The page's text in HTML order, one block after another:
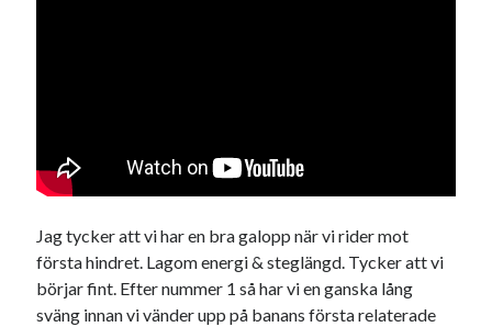
december 2022
november 2022
september 2022
augusti 2022
juli 2022
juni 2022
Jag tycker att vi har en bra galopp när vi rider mot
första hindret. Lagom energi & steglängd. Tycker att vi
börjar fint. Efter nummer 1 så har vi en ganska lång
sväng innan vi vänder upp på banans första relaterade